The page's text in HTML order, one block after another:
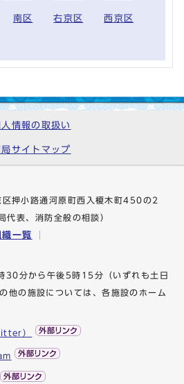
南区 右京区 西京区
人情報の取扱い
サイトマップ
押小路通河原町西入榎木町450の2
局代表、消防全般の相談）
織一覧
30分から午後5時15分（いずれも土日
他の施設については、各施設のホーム
）